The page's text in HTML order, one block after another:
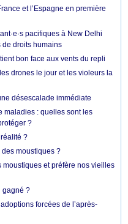
et l’Espagne en première
pacifiques à New Delhi
de droits humains
bon face aux vents du repli
drones le jour et les violeurs la
désescalade immédiate
maladies : quelles sont les
?
?
moustiques ?
et préfère nos vieilles
gagné ?
forcées de l’après-